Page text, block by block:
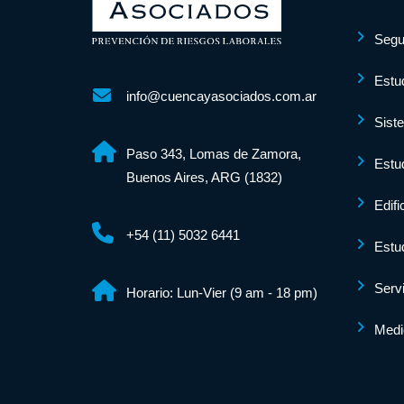
info@cuencayasociados.com.ar
Paso 343, Lomas de Zamora,
Buenos Aires, ARG (1832)
+54 (11) 5032 6441
Horario: Lun-Vier (9 am - 18 pm)